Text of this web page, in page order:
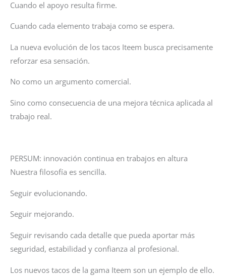
Cuando el apoyo resulta firme.
Cuando cada elemento trabaja como se espera.
La nueva evolución de los tacos Iteem busca precisamente
reforzar esa sensación.
No como un argumento comercial.
Sino como consecuencia de una mejora técnica aplicada al
trabajo real.
PERSUM: innovación continua en trabajos en altura
Nuestra filosofía es sencilla.
Seguir evolucionando.
Seguir mejorando.
Seguir revisando cada detalle que pueda aportar más
seguridad, estabilidad y confianza al profesional.
Los nuevos tacos de la gama Iteem son un ejemplo de ello.